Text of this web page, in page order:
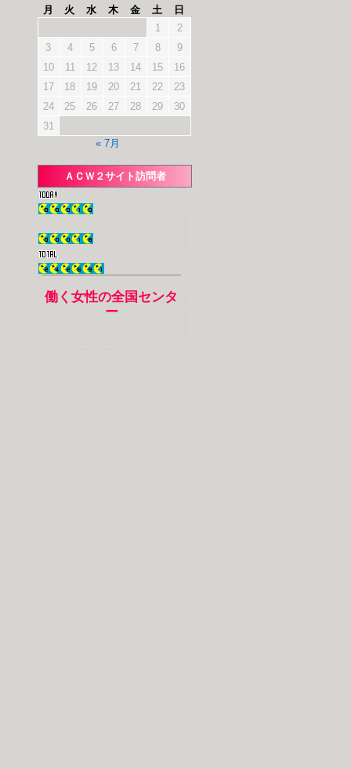
月 火 水 木 金 土
日
1
2
3
4 5 6 7 8
9
10
11 12 13 14 15
16
17
18 19 20 21 22
23
24
25 26 27 28 29
30
31
« 7月
ＡＣＷ２サイト訪問者
働く女性の全国センタ
ー